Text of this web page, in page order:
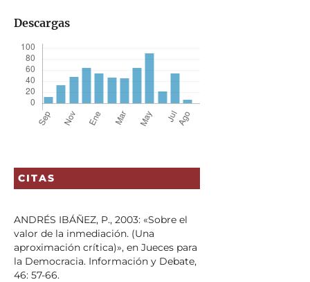
Descargas
CITAS
ANDRÉS IBÁÑEZ, P., 2003: «Sobre el
valor de la inmediación. (Una
aproximación crítica)», en Jueces para
la Democracia. Información y Debate,
46: 57-66.